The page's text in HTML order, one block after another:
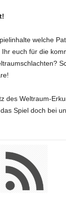
welche
euch für die
des Weltraum-
Spiel doch bei